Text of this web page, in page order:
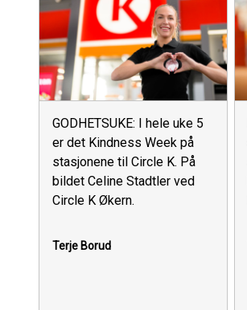
GODHETSUKE: I hele uke 5
er det Kindness Week på
stasjonene til Circle K. På
bildet Celine Stadtler ved
Circle K Økern.
Terje Borud